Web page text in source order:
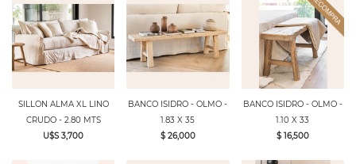
SILLON ALMA XL LINO
CRUDO - 2.80 MTS
U$S 3,700
BANCO ISIDRO - OLMO -
1.83 X 35
$ 26,000
BANCO ISIDRO - OLMO -
1.10 X 33
$ 16,500